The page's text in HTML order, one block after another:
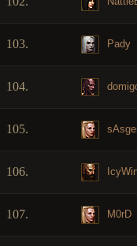
103. Pady
104.
105.
106.
107. M0rD